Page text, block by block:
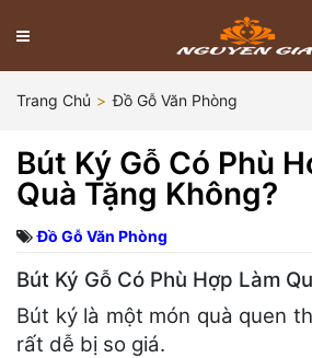
Trang Chủ Đồ Gỗ Văn Phòng
Bút Ký Gỗ Có Phù
Quà Tặng Không?
Đồ Gỗ Văn Phòng
Bút Ký Gỗ Có Phù Hợp Làm
Bút ký là một món quà quen
rất dễ bị so giá.